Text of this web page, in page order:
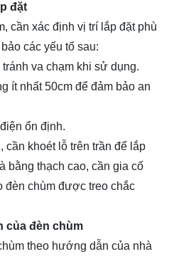
đặt
cần xác định vị trí lắp đặt phù
các yếu tố sau:
va chạm khi sử dụng.
ít nhất 50cm để đảm bảo an
ổn định.
cần khoét lỗ trên trần để lắp
bằng thạch cao, cần gia cố
đèn chùm được treo chắc
của đèn chùm
theo hướng dẫn của nhà